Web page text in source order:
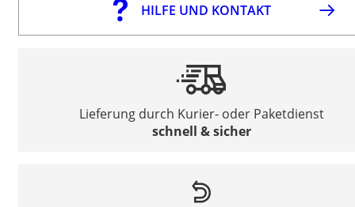
HILFE UND KONTAKT
Lieferung durch Kurier- oder Paketdienst
schnell & sicher